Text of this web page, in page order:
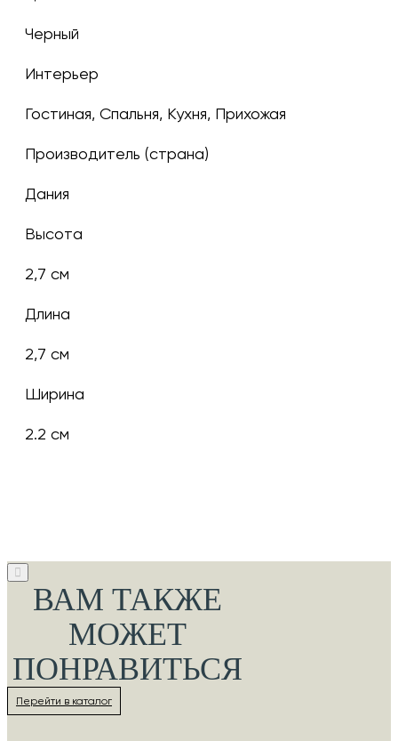
черный
Интерьер
Гостиная, Спальня, Кухня, Прихожая
Производитель (страна)
Дания
Высота
2,7 см
Длина
2,7 см
Ширина
2.2 см
ВАМ ТАКЖЕ
МОЖЕТ
ПОНРАВИТЬСЯ
Перейти в каталог